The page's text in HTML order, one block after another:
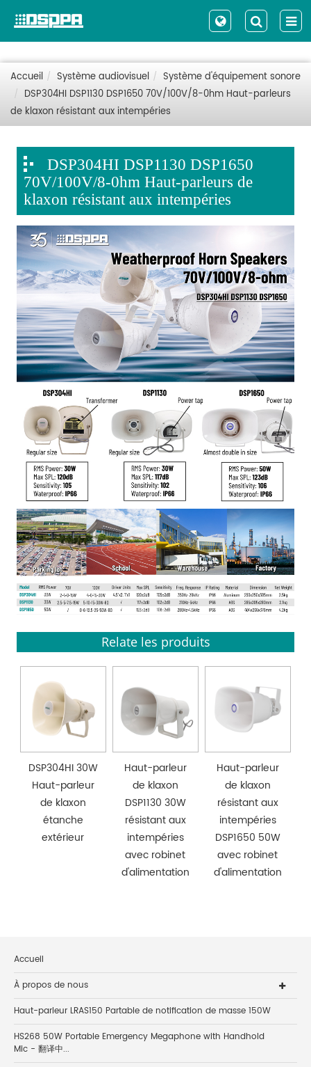
Accueil Système audiovisuel
Système d'équipement sonore
DSP304HI DSP1130 DSP1650 70V/100V/8-0hm Haut-parleurs
de klaxon résistant aux intempéries
DSP304HI DSP1130 DSP1650
70V/100V/8-0hm Haut-parleurs de
klaxon résistant aux intempéries
Relate les produits
DSP304HI 30W
Haut-parleur
de klaxon
étanche
extérieur
Haut-parleur
de klaxon
DSP1130 30W
résistant aux
intempéries
avec robinet
d'alimentation
Haut-parleur
de klaxon
résistant aux
intempéries
DSP1650 50W
avec robinet
d'alimentation
Accueil
À propos de nous
Haut-parleur LRAS150 Partable de notification de masse 150W
HS268 50W Portable Emergency Megaphone with Handhold
Mic - 翻译中...